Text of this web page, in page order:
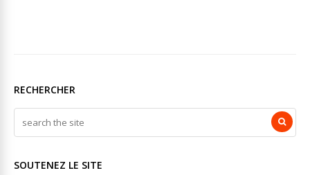
RECHERCHER
SOUTENEZ LE SITE